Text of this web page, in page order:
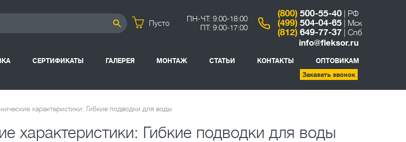
Пусто
ПН-ЧТ: 9:00-18:00
ПТ: 9:00-17:00
(800) 500-55-40 | РФ
(499) 504-04-65 | Мск
(812) 649-77-37 | Спб
СЕРТИФИКАТЫ ГАЛЕРЕЯ МОНТАЖ СТАТЬИ КОНТАКТЫ
info@fleksor.ru
Заказать звонок
ОПТОВИКАМ
характеристики: Гибкие подводки для воды
характеристики: Гибкие подводки для воды